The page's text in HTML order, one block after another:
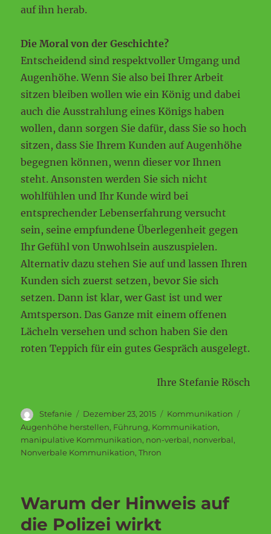
auf ihn herab.
Die Moral von der Geschichte?
Entscheidend sind respektvoller Umgang und
Augenhöhe. Wenn Sie also bei Ihrer Arbeit
sitzen bleiben wollen wie ein König und dabei
auch die Ausstrahlung eines Königs haben
wollen, dann sorgen Sie dafür, dass Sie so hoch
sitzen, dass Sie Ihrem Kunden auf Augenhöhe
begegnen können, wenn dieser vor Ihnen
steht. Ansonsten werden Sie sich nicht
wohlfühlen und Ihr Kunde wird bei
entsprechender Lebenserfahrung versucht
sein, seine empfundene Überlegenheit gegen
Ihr Gefühl von Unwohlsein auszuspielen.
Alternativ dazu stehen Sie auf und lassen Ihren
Kunden sich zuerst setzen, bevor Sie sich
setzen. Dann ist klar, wer Gast ist und wer
Amtsperson. Das Ganze mit einem offenen
Lächeln versehen und schon haben Sie den
roten Teppich für ein gutes Gespräch ausgelegt.
Ihre Stefanie Rösch
Autor
Stefanie
Veröffentlicht
am
Dezember 23, 2015 Kategorien
Kommunikation
Augenhöhe herstellen, Führung, Kommunikation,
manipulative Kommunikation, non-verbal, nonverbal,
Nonverbale Kommunikation,Thron
Warum der Hinweis auf
die Polizei wirkt